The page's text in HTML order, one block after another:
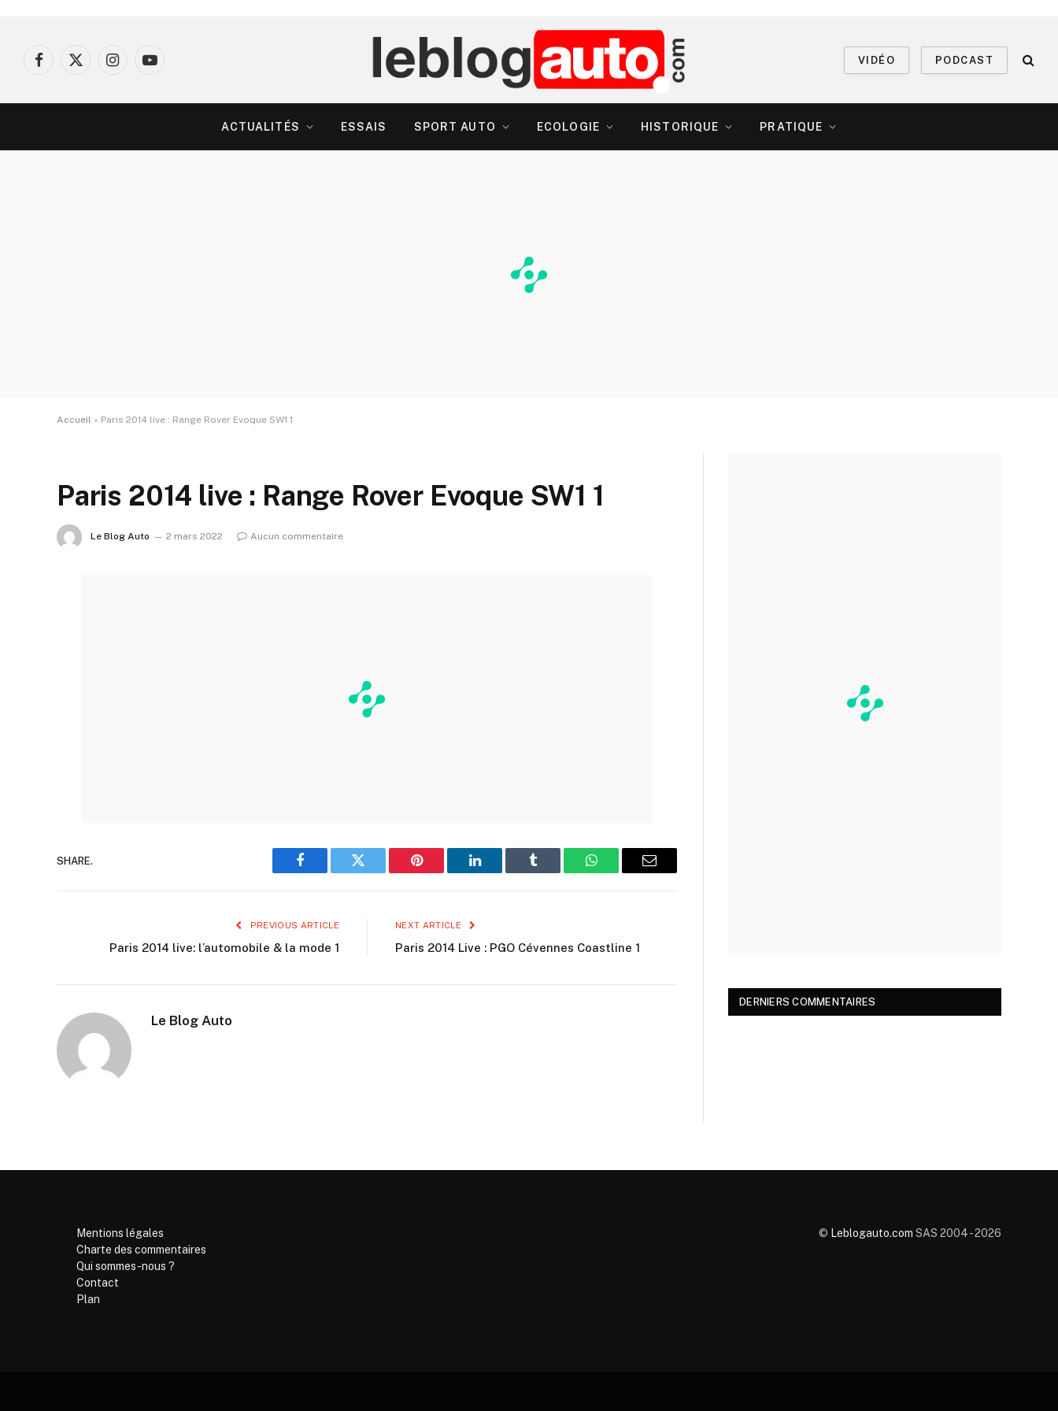
Facebook
X
InstagramYouTube
VIDÉO PODCAST
ACTUALITÉS ESSAIS SPORT AUTO ECOLOGIE HISTORIQUE PRATIQUE
Accueil » Paris 2014 live : Range Rover Evoque SW1 1
Paris 2014 live : Range Rover Evoque SW1 1
Le Blog Auto 2 mars 2022 Aucun commentaire
SHARE.
Facebook Twitter Pinterest LinkedIn Tumblr WhatsAppEmail
PREVIOUS ARTICLE
Paris 2014 live: l’automobile & la mode 1
NEXT ARTICLE
Paris 2014 Live : PGO Cévennes Coastline 1
Le Blog Auto
DERNIERS COMMENTAIRES
Mentions légales
Charte des commentaires
Qui sommes-nous ?
Contact
Plan
© Leblogauto.com SAS 2004 - 2026